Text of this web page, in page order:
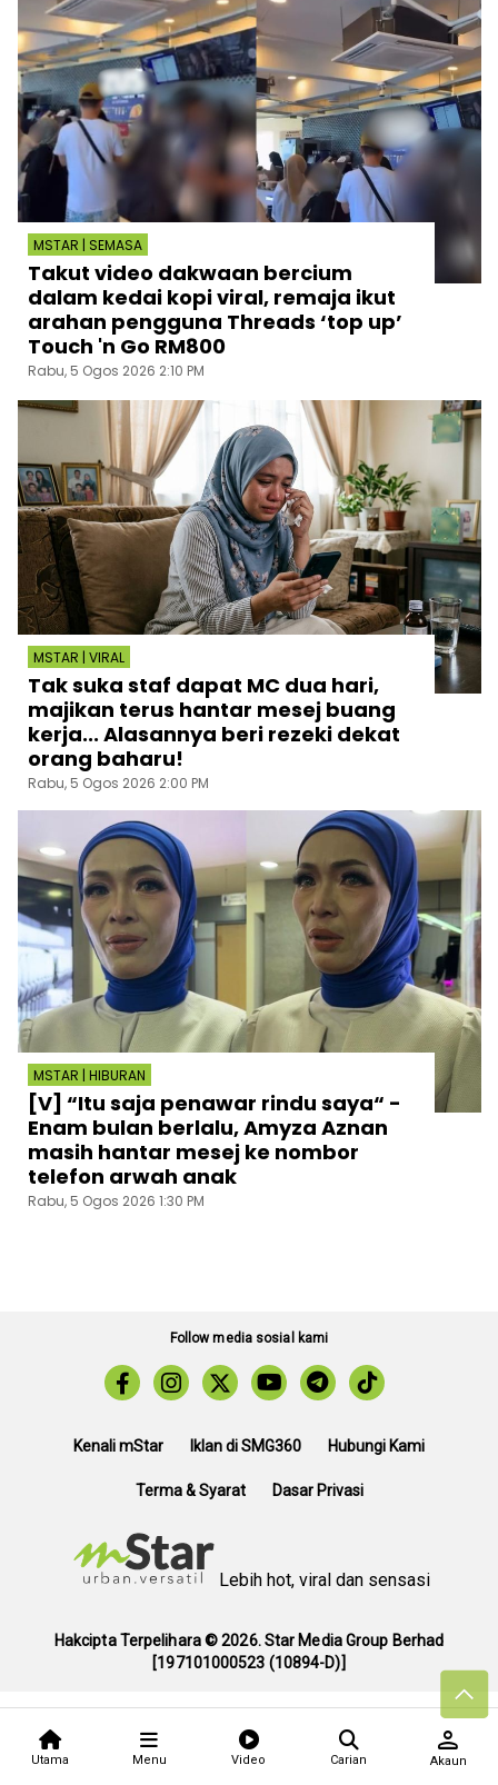
Utama Menu Video Carian
person
Akaun
MSTAR | SEMASA
Takut video dakwaan bercium
dalam kedai kopi viral, remaja ikut
arahan pengguna Threads ‘top up’
Touch 'n Go RM800
Rabu, 5 Ogos 2026 2:10 PM
MSTAR | VIRAL
Tak suka staf dapat MC dua hari,
majikan terus hantar mesej buang
kerja... Alasannya beri rezeki dekat
orang baharu!
Rabu, 5 Ogos 2026 2:00 PM
MSTAR | HIBURAN
[V] “Itu saja penawar rindu saya“ -
Enam bulan berlalu, Amyza Aznan
masih hantar mesej ke nombor
telefon arwah anak
Rabu, 5 Ogos 2026 1:30 PM
Follow media sosial kami
Kenali mStar Iklan di SMG360 Hubungi Kami
Terma & Syarat Dasar Privasi
Lebih hot, viral dan sensasi
Hakcipta Terpelihara ©2026. Star Media Group Berhad
[197101000523 (10894-D)]